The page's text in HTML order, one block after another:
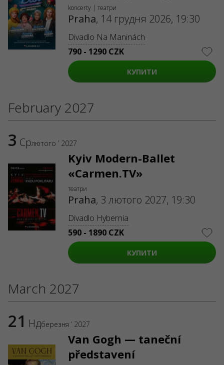
koncerty | театри
Praha, 14 грудня 2026, 19:30
Divadlo Na Maninách
790 - 1290 CZK
КУПИТИ
February 2027
3 Срлютого ’ 2027
Kyiv Modern-Ballet
«Carmen.TV»
театри
Praha, 3 лютого 2027, 19:30
Divadlo Hybernia
590 - 1890 CZK
КУПИТИ
March 2027
21 Ндберезня ’ 2027
Van Gogh — taneční
představení